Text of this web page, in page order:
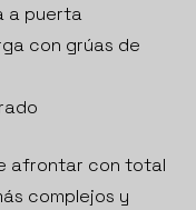
a puerta
con grúas de
afrontar con total
complejos y